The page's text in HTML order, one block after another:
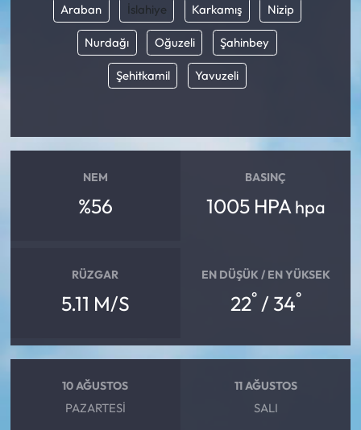
Araban İslahiye Karkamış Nizip
Nurdağı Oğuzeli Şahinbey
Şehitkamil Yavuzeli
NEM
%56
BASINÇ
1005 HPA hpa
RÜZGAR
5.11 M/S
EN DÜŞÜK / EN YÜKSEK
22°/ 34°
10 AĞUSTOS
PAZARTESI
11 AĞUSTOS
SALI